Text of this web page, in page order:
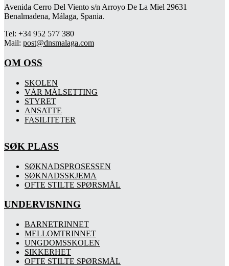
Avenida Cerro Del Viento s/n Arroyo De La Miel 29631
Benalmadena, Málaga, Spania.
Tel: +34 952 577 380
Mail: post@dnsmalaga.com
OM OSS
SKOLEN
VÅR MÅLSETTING
STYRET
ANSATTE
FASILITETER
SØK PLASS
SØKNADSPROSESSEN
SØKNADSSKJEMA
OFTE STILTE SPØRSMÅL
UNDERVISNING
BARNETRINNET
MELLOMTRINNET
UNGDOMSSKOLEN
SIKKERHET
OFTE STILTE SPØRSMÅL